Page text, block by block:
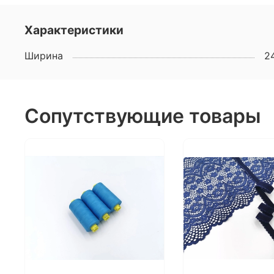
Характеристики
Ширина
Сопутствующие товары